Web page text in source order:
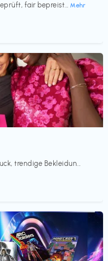
fair bepreist... Mehr
trendige Bekleidun...